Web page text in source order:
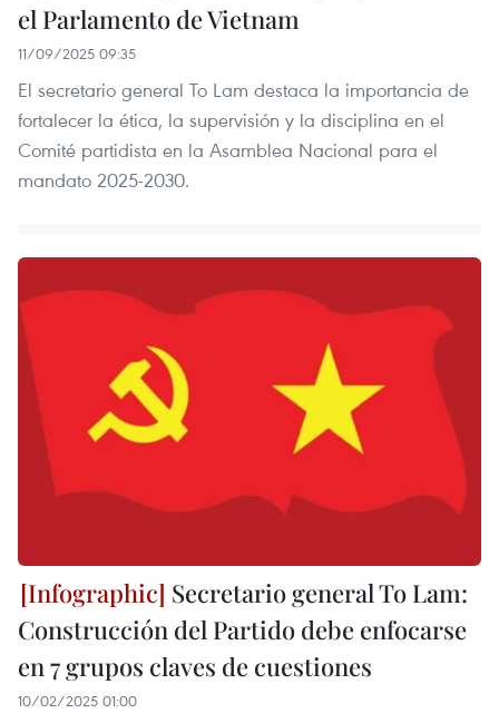
el Parlamento de Vietnam
11/09/2025 09:35
El secretario general To Lam destaca la importancia de
fortalecer la ética, la supervisión y la disciplina en el
Comité partidista en la Asamblea Nacional para el
mandato 2025-2030.
Secretario general To Lam:
Construcción del Partido debe enfocarse
en 7 grupos claves de cuestiones
10/02/2025 01:00